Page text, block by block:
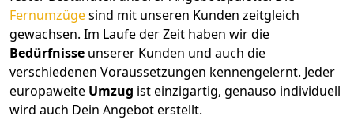
Fernumzügesind mit unseren Kunden zeitgleich
gewachsen. Im Laufe der Zeit haben wir die
Bedürfnisse unserer Kunden und auch die
verschiedenen Voraussetzungen kennengelernt. Jeder
europaweite Umzug ist einzigartig, genauso individuell
wird auch Dein Angebot erstellt.